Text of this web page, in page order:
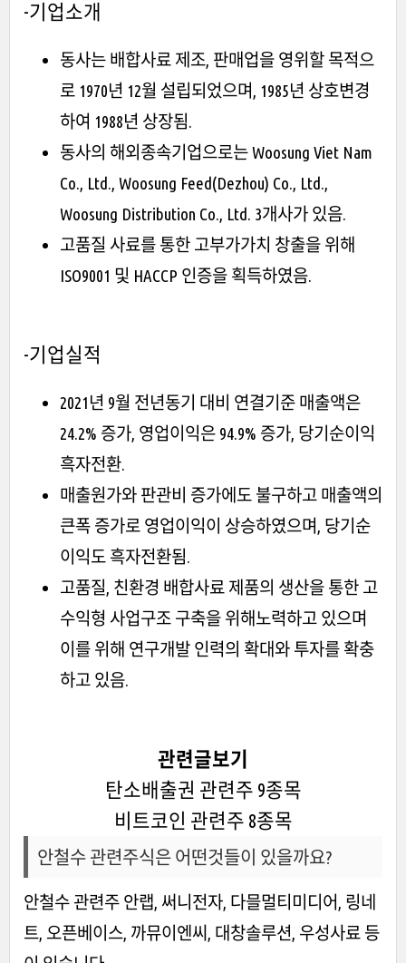
-기업소개
동사는 배합사료 제조, 판매업을 영위할 목적으
로 1970년 12월 설립되었으며, 1985년 상호변경
하여 1988년 상장됨.
동사의 해외종속기업으로는 Woosung Viet Nam
Co., Ltd., Woosung Feed(Dezhou) Co., Ltd.,
Woosung Distribution Co., Ltd. 3개사가 있음.
고품질 사료를 통한 고부가가치 창출을 위해
ISO9001 및 HACCP 인증을 획득하였음.
-기업실적
2021년 9월 전년동기 대비 연결기준 매출액은
24.2% 증가, 영업이익은 94.9% 증가, 당기순이익
흑자전환.
매출원가와 판관비 증가에도 불구하고 매출액의
큰폭 증가로 영업이익이 상승하였으며, 당기순
이익도 흑자전환됨.
고품질, 친환경 배합사료 제품의 생산을 통한 고
수익형 사업구조 구축을 위해노력하고 있으며
이를 위해 연구개발 인력의 확대와 투자를 확충
하고 있음.
관련글보기
탄소배출권 관련주 9종목
비트코인 관련주 8종목
안철수 관련주식은 어떤것들이 있을까요?
안철수 관련주 안랩, 써니전자, 다믈멀티미디어, 링네
트, 오픈베이스, 까뮤이엔씨, 대창솔루션, 우성사료 등